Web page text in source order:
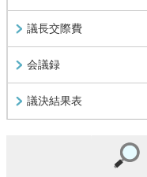
議長交際費
会議録
議決結果表